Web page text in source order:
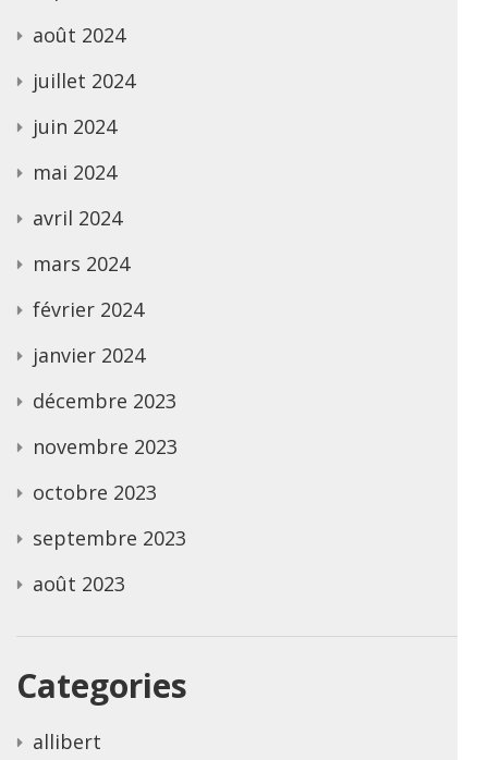
août 2024
juillet 2024
juin 2024
mai 2024
avril 2024
mars 2024
février 2024
janvier 2024
décembre 2023
novembre 2023
octobre 2023
septembre 2023
août 2023
Categories
allibert